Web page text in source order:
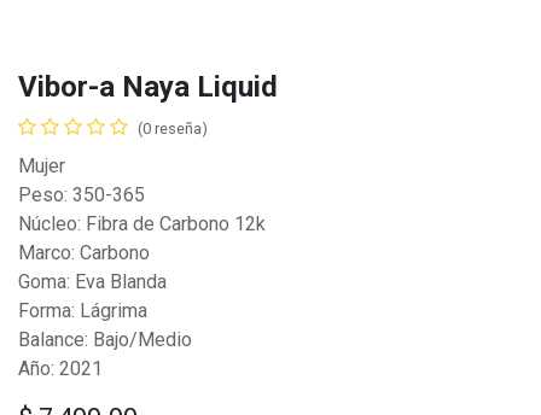
Vibor-a Naya Liquid
(0 reseña)
Mujer
Peso: 350-365
Núcleo: Fibra de Carbono 12k
Marco: Carbono
Goma: Eva Blanda
Forma: Lágrima
Balance: Bajo/Medio
Año: 2021